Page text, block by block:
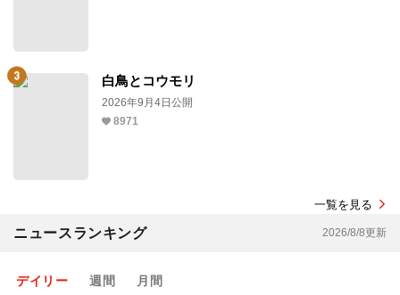
白鳥とコウモリ
2026年9月4日公開
8971
一覧を見る
ニュースランキング 2026/8/8更新
デイリー 週間 月間